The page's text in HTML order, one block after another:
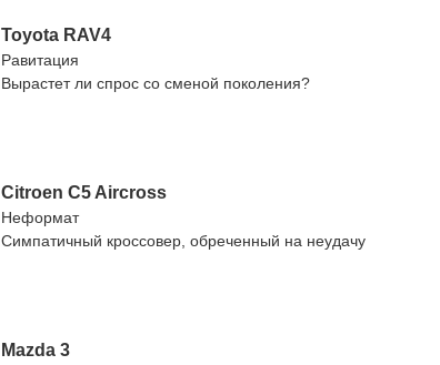
Toyota RAV4
Равитация
Вырастет ли спрос со сменой поколения?
Citroen C5 Aircross
Неформат
Симпатичный кроссовер, обреченный на неудачу
Mazda 3